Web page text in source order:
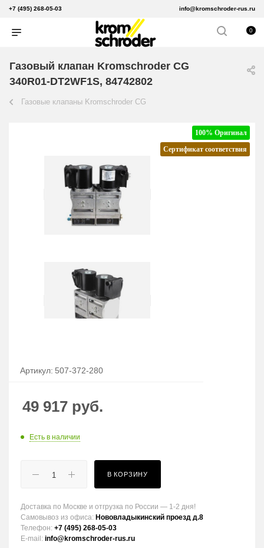
+7 (495) 268-05-03 info@kromschroder-rus.ru
0
Газовый клапан Kromschroder CG
340R01-DT2WF1S, 84742802
Газовые клапаны Kromschroder CG
100% Оригинал
Сертификат соответствия
Артикул: 507-372-280
49 917 руб.
Есть в наличии
В КОРЗИНУ
Доставка по Москве и отгрузка по России — 1-2 дня!
Самовывоз из офиса: Нововладыкинский проезд д.8
Телефон: +7 (495) 268-05-03
E-mail: info@kromschroder-rus.ru